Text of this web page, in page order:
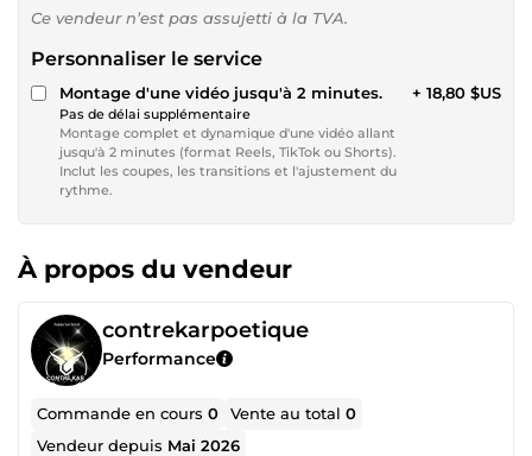
Ce vendeur n’est pas assujetti à la TVA.
Personnaliser le service
Montage d'une vidéo jusqu'à 2 minutes.
Pas de délai supplémentaire
Montage complet et dynamique d'une vidéo allant
jusqu'à 2 minutes (format Reels, TikTok ou Shorts).
Inclut les coupes, les transitions et l'ajustement du
rythme.
+ 18,80 $US
À propos du vendeur
contrekarpoetique
Performance
Commande en cours0 Vente au total0
Vendeur depuis Mai 2026